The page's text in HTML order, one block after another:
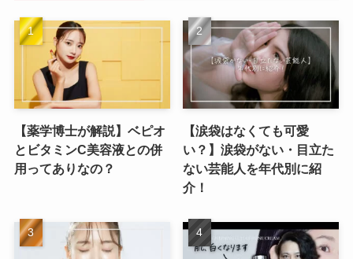
【薬学博士が解説】ベピオ
とビタミンC美容液との併
用ってありなの？
【涙袋はなくても可愛
い？】涙袋がない・目立た
ない芸能人を年代別に紹
介！